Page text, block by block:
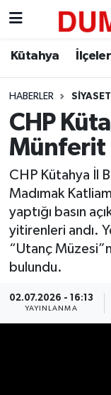
Kütahya İlçeler
HABERLER SIYASET
CHP
Münferit
CHP Kütahya İl
Madımak
yaptığı basın
yitirenleri andı.
“Utanç
bulundu.
02.07.2026 - 16:13
YAYINLANMA
Asayiş
Diğer
Dünya
Ekonomi
Eleman
Emlak
Gündem
Kütahya
Kütahya
Süper Lig
Son Dakika
Haber Arşivi